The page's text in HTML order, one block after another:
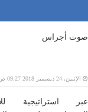
صوت أجراس
الإثنين، 24 ديسمبر 2018 09:27 ص
عبر استراتيجية